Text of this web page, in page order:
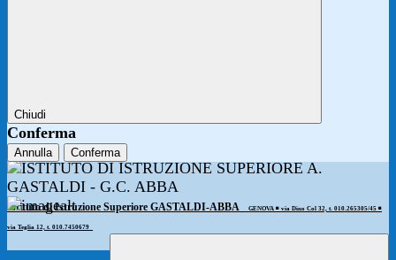
Chiudi
Conferma
Annulla Conferma
Istituto di Istruzione Superiore GASTALDI-ABBA GENOVA ◾️ via Dino Col 32, t. 010.265305/45 ◾️
via Teglia 12, t. 010.7450679